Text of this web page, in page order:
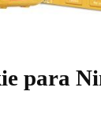
para